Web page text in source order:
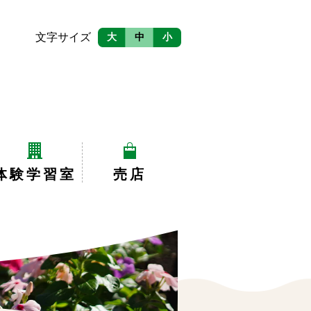
験学習室 売店
文字サイズ 大 中 小